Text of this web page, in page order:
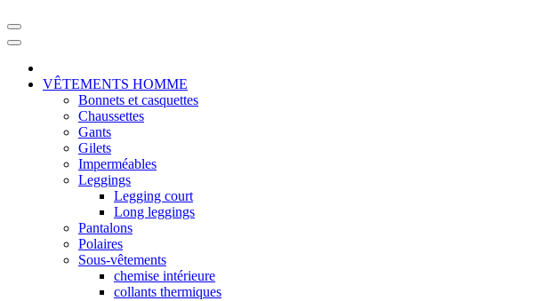
VÊTEMENTS HOMME
Bonnets et casquettes
Chaussettes
Gants
Gilets
Imperméables
Leggings
Legging court
Long leggings
Pantalons
Polaires
Sous-vêtements
chemise intérieure
collants thermiques